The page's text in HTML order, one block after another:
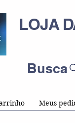
LOJA
Busca
Meus